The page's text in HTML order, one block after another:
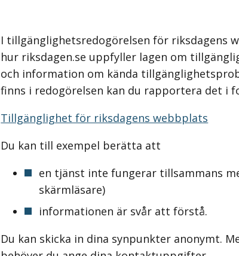
I tillgänglighetsredogörelsen för riksdagens
hur riksdagen.se uppfyller lagen om
och information om kända
finns i redogörelsen kan du rapportera det i
Tillgänglighet för riksdagens webbplats
Du kan till exempel berätta att
en tjänst inte fungerar tillsammans
skärmläsare)
informationen är svår att förstå.
Du kan skicka in dina synpunkter anonymt.